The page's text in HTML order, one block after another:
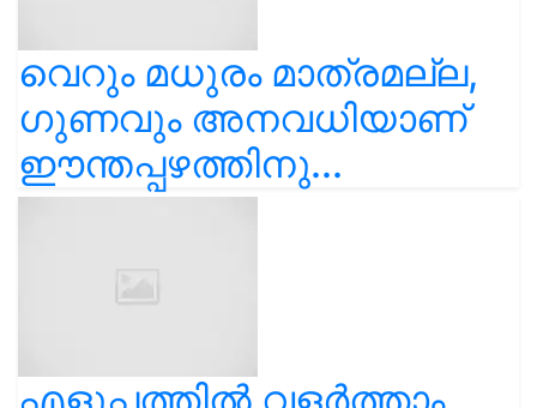
വെറും മധുരം മാത്രമല്ല,
ഗുണവും അനവധിയാണ്
ഈന്തപ്പഴത്തിനു...